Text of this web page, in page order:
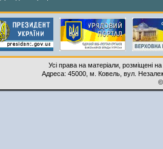
Усі права на матеріали, розміщені
Адреса: 45000, м. Ковель, вул.